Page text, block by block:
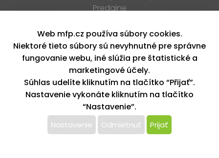
Predajne
K stiahnutiu
Blog
Kontakt
Kariéra
XML feed
Copyright © 2026, MFP paper s. r. o. | Všetky práva vyhradené
design by MFP
Tento web používa k poskytovaniu služieb,
Web mfp.cz používa súbory cookies.
Niektoré tieto súbory sú nevyhnutné pre správne
fungovanie webu, iné slúžia pre štatistické a
marketingové účely.
Súhlas udelíte kliknutím na tlačítko “Přijať”.
Nastavenie vykonáte kliknutím na tlačítko
“Nastavenie”.
Nastavenie Odmietnuť Prijať